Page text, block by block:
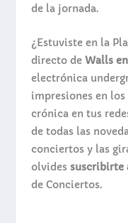
de la jornada.
¿Estuviste en la
directo deWalls
electrónica
impresiones en
crónica en tus
de todas las
conciertos y las
olvides suscribirte
de Conciertos.